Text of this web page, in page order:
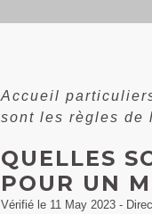
Accueil
sont les règles de
QUELLES
POUR UN
Vérifié le 11 May 2023 -